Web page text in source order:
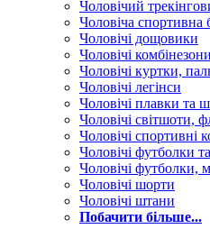
Чоловічий
Чоловіча спортивна
Чоловічі дощовики
Чоловічі комбінезони
Чоловічі куртки,
Чоловічі легінси
Чоловічі плавки та
Чоловічі світшоти,
Чоловічі спортивні
Чоловічі футболки
Чоловічі футболки,
Чоловічі шорти
Чоловічі штани
Побачити більше...